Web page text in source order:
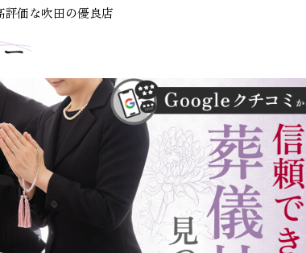
価な吹田の優良店